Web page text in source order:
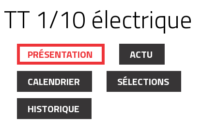
TT 1/10 électrique
PRÉSENTATION
ACTU
CALENDRIER
SÉLECTIONS
HISTORIQUE